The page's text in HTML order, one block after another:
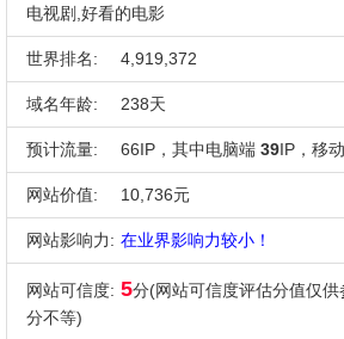
电视剧,好看的电影
世界排名: 4,919,372
域名年龄: 238天
预计流量: 66IP，其中电脑端 39IP，移
网站价值: 10,736元
网站影响力: 在业界影响力较小！
网站可信度: 5分(网站可信度评估分值仅
分不等)